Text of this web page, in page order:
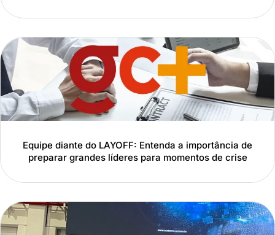
Equipe diante do LAYOFF: Entenda a importância de
preparar grandes líderes para momentos de crise